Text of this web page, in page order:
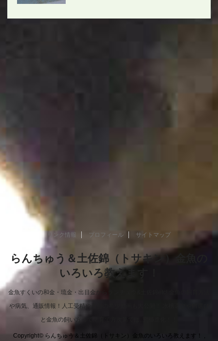
リンク情報 プロフィール サイトマップ
らんちゅう＆土佐錦（トサキン）金魚の
いろいろ教えます！
金魚すくいの和金・琉金・出目金からランチュウ&土佐錦etc! 金魚の飼育方法
や病気、通販情報！人工受精や産卵の希少動画も大公開！ 水槽選びや餌選び
と金魚の飼い方って？育て方次第では..究極進化！！
Copyright© らんちゅう＆土佐錦（トサキン）金魚のいろいろ教えます！ ,